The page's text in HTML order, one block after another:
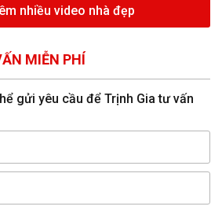
nhiều video nhà đẹp
MIỄN PHÍ
gửi yêu cầu để Trịnh Gia tư vấn